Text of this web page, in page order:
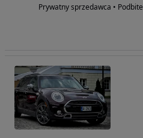
Prywatny sprzedawca • Podbite